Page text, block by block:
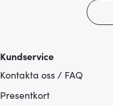
Kundservice
Kontakta oss / FAQ
Presentkort